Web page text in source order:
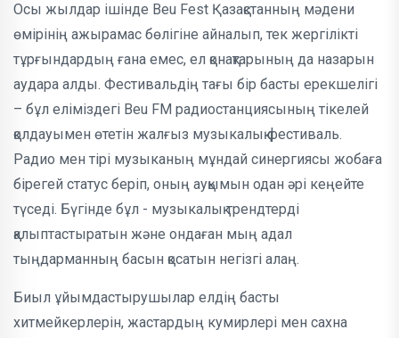
Осы жылдар ішінде Beu Fest Қазақстанның мәдени
өмірінің ажырамас бөлігіне айналып, тек жергілікті
тұрғындардың ғана емес, ел қонақтарының да назарын
аудара алды. Фестивальдің тағы бір басты ерекшелігі
– бұл еліміздегі Beu FM радиостанциясының тікелей
қолдауымен өтетін жалғыз музыкалық фестиваль.
Радио мен тірі музыканың мұндай синергиясы жобаға
бірегей статус беріп, оның ауқымын одан әрі кеңейте
түседі. Бүгінде бұл - музыкалық трендтерді
қалыптастыратын және ондаған мың адал
тыңдарманның басын қосатын негізгі алаң.
Биыл ұйымдастырушылар елдің басты
хитмейкерлерін, жастардың кумирлері мен сахна